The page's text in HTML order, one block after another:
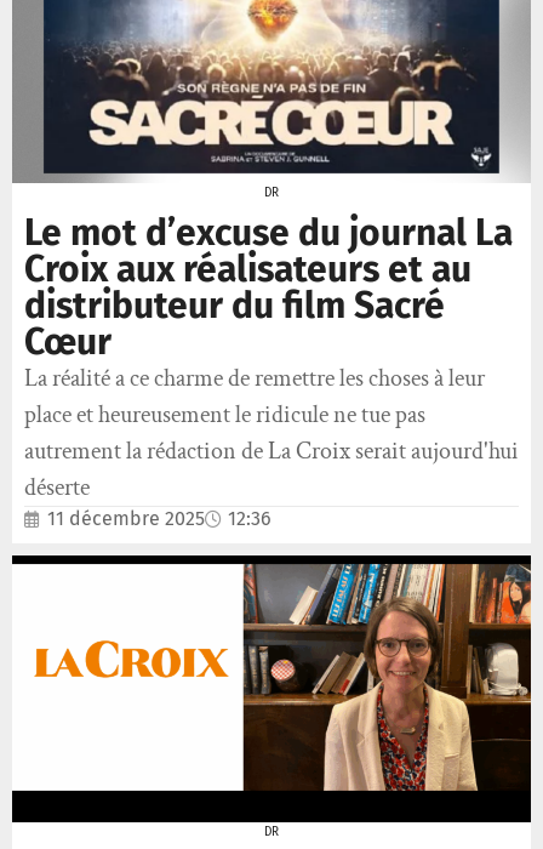
DR
Le mot d’excuse du journal La
Croix aux réalisateurs et au
distributeur du film Sacré
Cœur
La réalité a ce charme de remettre les choses à leur
place et heureusement le ridicule ne tue pas
autrement la rédaction de La Croix serait aujourd'hui
déserte
11 décembre 2025 12:36
DR